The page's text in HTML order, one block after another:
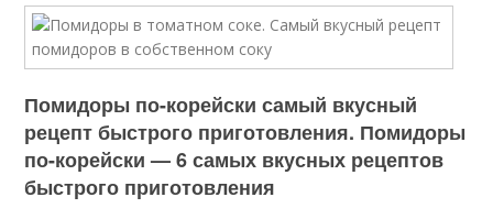
Помидоры по-корейски самый вкусный
рецепт быстрого приготовления. Помидоры
по-корейски — 6 самых вкусных рецептов
быстрого приготовления